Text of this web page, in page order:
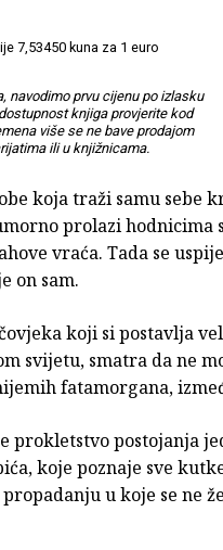
7,53450 kuna za 1 euro
navodimo prvu cijenu po izlasku
knjiga provjerite kod
više se ne bave prodajom
ili u knjižnicama.
koja traži samu sebe
prolazi hodnicima
vraća. Tada se
on sam.
koji si postavlja
svijetu, smatra da ne
fatamorgana,
prokletstvo postojanja
koje poznaje sve
u koje se ne